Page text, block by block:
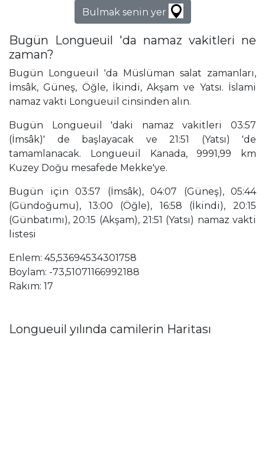
Bulmak senin yer
Bugün Longueuil 'da namaz vakitleri ne
zaman?
Bugün Longueuil 'da Müslüman salat zamanları,
İmsâk, Güneş, Öğle, İkindi, Akşam ve Yatsı. İslami
namaz vakti Longueuil cinsinden alın.
Bugün Longueuil 'daki namaz vakitleri 03:57
(İmsâk)' de başlayacak ve 21:51 (Yatsı) 'de
tamamlanacak. Longueuil Kanada, 9991,99 km
Kuzey Doğu mesafede Mekke'ye.
Bugün için 03:57 (İmsâk), 04:07 (Güneş), 05:44
(Gündoğumu), 13:00 (Öğle), 16:58 (İkindi), 20:15
(Günbatımı), 20:15 (Akşam), 21:51 (Yatsı) namaz vakti
listesi
Enlem: 45,53694534301758
Boylam: -73,51071166992188
Rakım: 17
Longueuil yılında camilerin Haritası